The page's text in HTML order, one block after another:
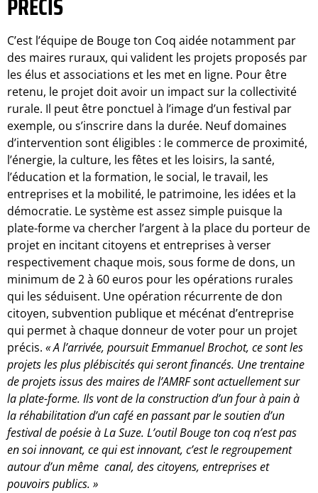
PRÉCIS
C’est l’équipe de Bouge ton Coq aidée notamment par
des maires ruraux, qui valident les projets proposés par
les élus et associations et les met en ligne. Pour être
retenu, le projet doit avoir un impact sur la collectivité
rurale. Il peut être ponctuel à l’image d’un festival par
exemple, ou s’inscrire dans la durée. Neuf domaines
d’intervention sont éligibles : le commerce de proximité,
l’énergie, la culture, les fêtes et les loisirs, la santé,
l’éducation et la formation, le social, le travail, les
entreprises et la mobilité, le patrimoine, les idées et la
démocratie. Le système est assez simple puisque la
plate-forme va chercher l’argent à la place du porteur de
projet en incitant citoyens et entreprises à verser
respectivement chaque mois, sous forme de dons, un
minimum de 2 à 60 euros pour les opérations rurales
qui les séduisent. Une opération récurrente de don
citoyen, subvention publique et mécénat d’entreprise
qui permet à chaque donneur de voter pour un projet
précis. « A l’arrivée, poursuit Emmanuel Brochot, ce sont les
projets les plus plébiscités qui seront financés. Une trentaine
de projets issus des maires de l’AMRF sont actuellement sur
la plate-forme. Ils vont de la construction d’un four à pain à
la réhabilitation d’un café en passant par le soutien d’un
festival de poésie à La Suze. L’outil Bouge ton coq n’est pas
en soi innovant, ce qui est innovant, c’est le regroupement
autour d’un même canal, des citoyens, entreprises et
pouvoirs publics. »